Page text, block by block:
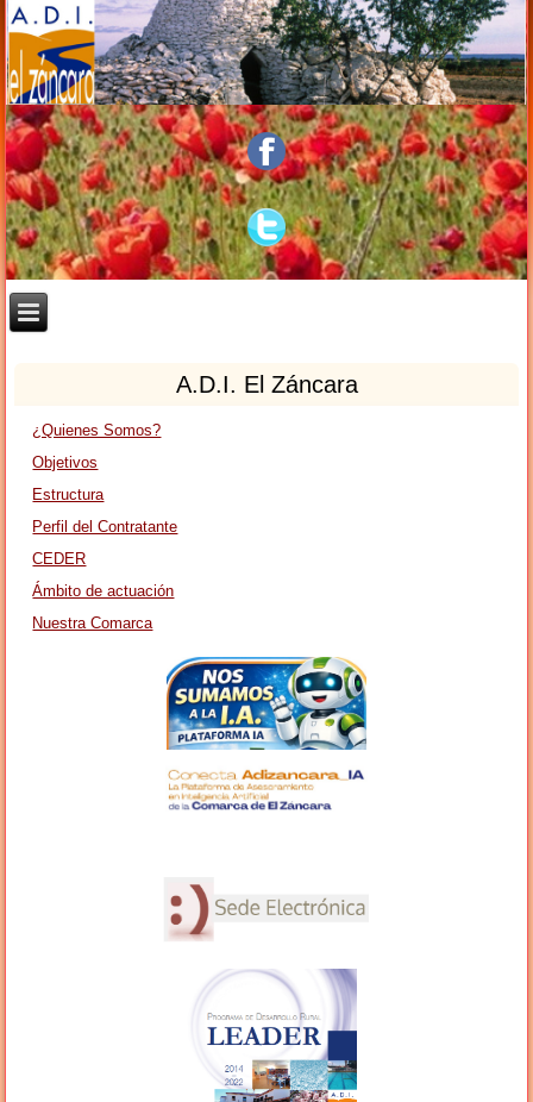
A.D.I. El Záncara
¿Quienes Somos?
Objetivos
Estructura
Perfil del Contratante
CEDER
Ámbito de actuación
Nuestra Comarca